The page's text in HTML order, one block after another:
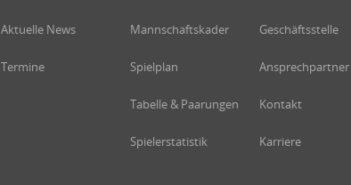
Aktuelle News
Termine
Mannschaftskader
Spielplan
Tabelle & Paarungen
Spielerstatistik
Geschäftsstelle
Ansprechpartner
Kontakt
Karriere